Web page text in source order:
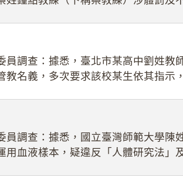
員調查：據悉，臺北市某高中劉姓教
教名義，多次要求該校某生依其指示
員調查：據悉，國立臺灣師範大學陳
用血液樣本，疑違反「人體研究法」